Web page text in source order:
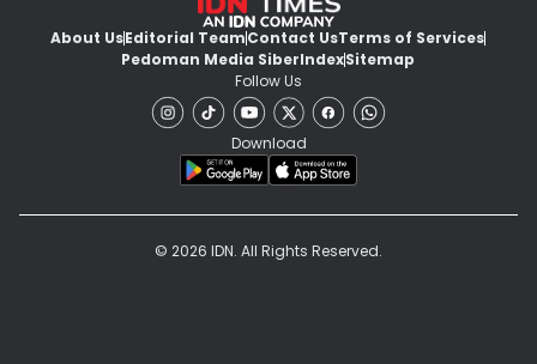
About UsEditorial TeamContact UsTerms of Services
Pedoman Media SiberIndexSitemap
Follow Us
Download
© 2026 IDN. All Rights Reserved.